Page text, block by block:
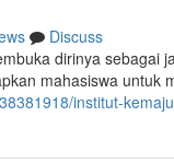
Discuss
dirinya
mahasiswa untuk
institut-